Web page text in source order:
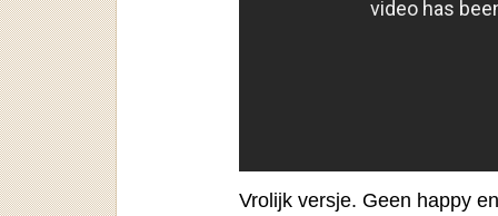
Vrolijk versje. Geen happy